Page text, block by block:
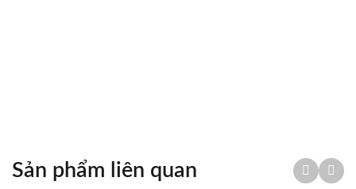
Tổng quan Thông số kỹ thuật
Sản phẩm liên quan